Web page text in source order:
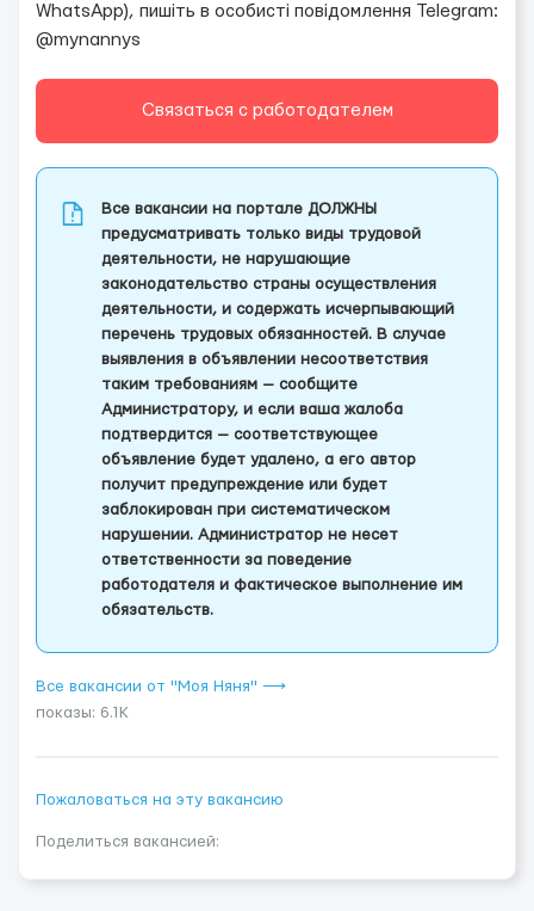
WhatsApp), пишіть в особисті повідомлення Telegram:
@mynannys
Связаться с работодателем
Все вакансии на портале ДОЛЖНЫ
предусматривать только виды трудовой
деятельности, не нарушающие
законодательство страны осуществления
деятельности, и содержать исчерпывающий
перечень трудовых обязанностей. В случае
выявления в объявлении несоответствия
таким требованиям — сообщите
Администратору, и если ваша жалоба
подтвердится — соответствующее
объявление будет удалено, а его автор
получит предупреждение или будет
заблокирован при систематическом
нарушении. Администратор не несет
ответственности за поведение
работодателя и фактическое выполнение им
обязательств.
Все вакансии от "Моя Няня" ⟶
показы: 6.1K
Пожаловаться на эту вакансию
Поделиться вакансией: